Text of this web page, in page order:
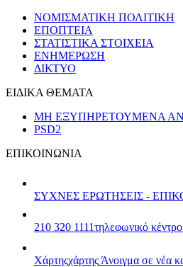
ΝΟΜΙΣΜΑΤΙΚΗ ΠΟΛΙΤΙΚΗ
ΕΠΟΠΤΕΙΑ
ΣΤΑΤΙΣΤΙΚΑ ΣΤΟΙΧΕΙΑ
ΕΝΗΜΕΡΩΣΗ
ΔΙΚΤΥΟ
ΕΙΔΙΚΑ ΘΕΜΑΤΑ
ΜΗ ΕΞΥΠΗΡΕΤΟΥΜΕΝΑ
PSD2
ΕΠΙΚΟΙΝΩΝΙΑ
ΣΥΧΝΕΣ ΕΡΩΤΗΣΕΙΣ -
210 320 1111τηλεφωνικό
Χάρτηςχάρτης Άνοιγμα σε νέα